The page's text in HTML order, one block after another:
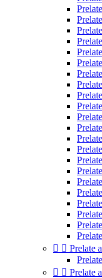
  Prelate
  Prelate